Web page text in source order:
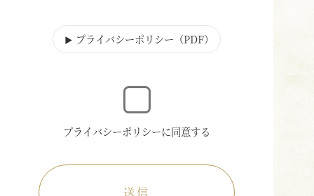
▶ プライバシーポリシー（PDF）
プライバシーポリシーに同意する